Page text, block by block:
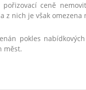
pořizovací ceně
z nich je však
pokles
měst.